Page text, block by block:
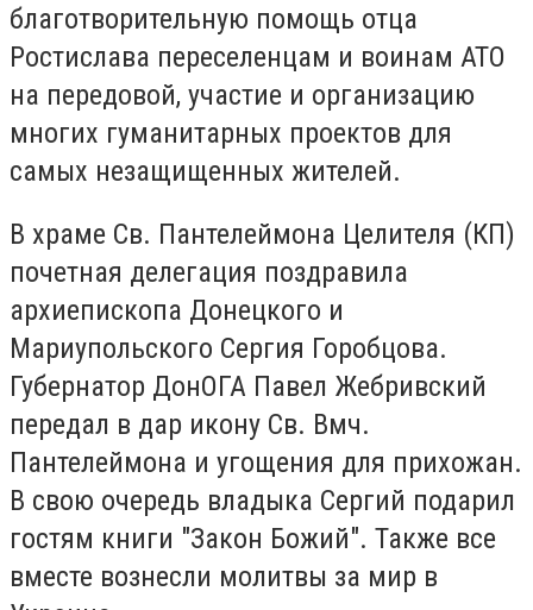
благотворительную помощь отца
Ростислава переселенцам и воинам АТО
на передовой, участие и организацию
многих гуманитарных проектов для
самых незащищенных жителей.
В храме Св. Пантелеймона Целителя (КП)
почетная делегация поздравила
архиепископа Донецкого и
Мариупольского Сергия Горобцова.
Губернатор ДонОГА Павел Жебривский
передал в дар икону Св. Вмч.
Пантелеймона и угощения для прихожан.
В свою очередь владыка Сергий подарил
гостям книги "Закон Божий". Также все
вместе вознесли молитвы за мир в